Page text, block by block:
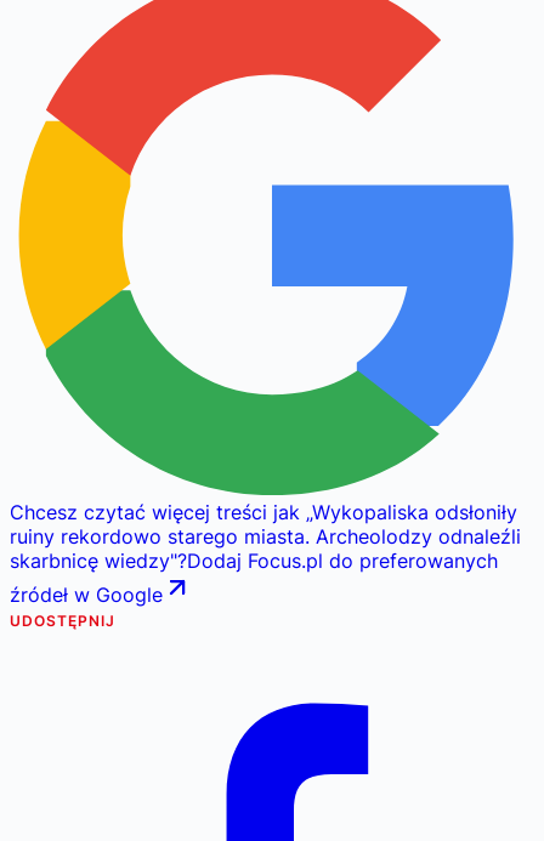
Chcesz czytać więcej treści jak „Wykopaliska odsłoniły
ruiny rekordowo starego miasta. Archeolodzy odnaleźli
skarbnicę wiedzy"?Dodaj Focus.pl do preferowanych
źródeł w Google
UDOSTĘPNIJ